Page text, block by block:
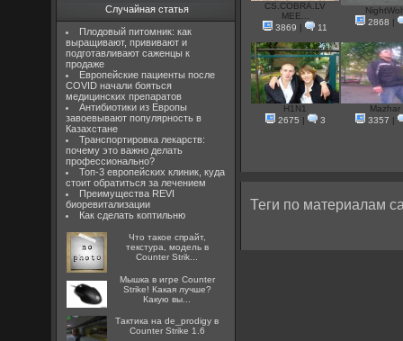
Случайная статья
Плодовый питомник: как
выращивают, прививают и
подготавливают саженцы к
продаже
Европейские пациенты после
COVID начали бояться
медицинских препаратов
Антибиотики из Европы
завоевывают популярность в
Казахстане
Транспортировка лекарств:
почему это важно делать
профессионально?
Топ-3 европейских клиник, куда
стоит обратиться за лечением
Преимущества REVI
биоревитализации
Как сделать коптильню
Что такое спрайт,
текстура, модель в
Counter Strik...
Мышка в игре Counter
Strike! Какая лучше?
Какую вы...
Тактика на de_prodigy в
Counter Strike 1.6
CS.COBRA.LV
MEE...
3869
| 11
2868
H1N1
2675
3
Mazhar
3357
Теги по материалам